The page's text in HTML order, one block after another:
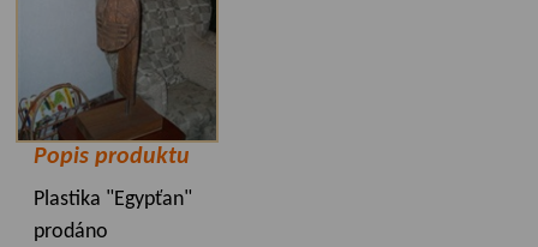
Popis produktu
Plastika "Egypťan"
prodáno